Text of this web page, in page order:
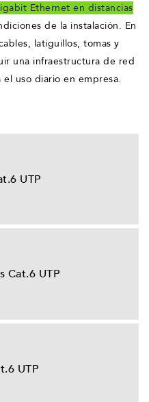
Ethernet en distancias
de la instalación. En
latiguillos, tomas y
una infraestructura de red
uso diario en empresa.
UTP
Cat.6 UTP
UTP